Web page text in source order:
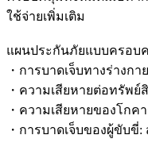
ใช้จ่ายเพิ่มเติม
แผนประกันภัยแบบครอบ
・การบาดเจ็บทางร่างก
・ความเสียหายต่อทรัพย์
・ความเสียหายของโกค
・การบาดเจ็บของผู้ขับขี่: